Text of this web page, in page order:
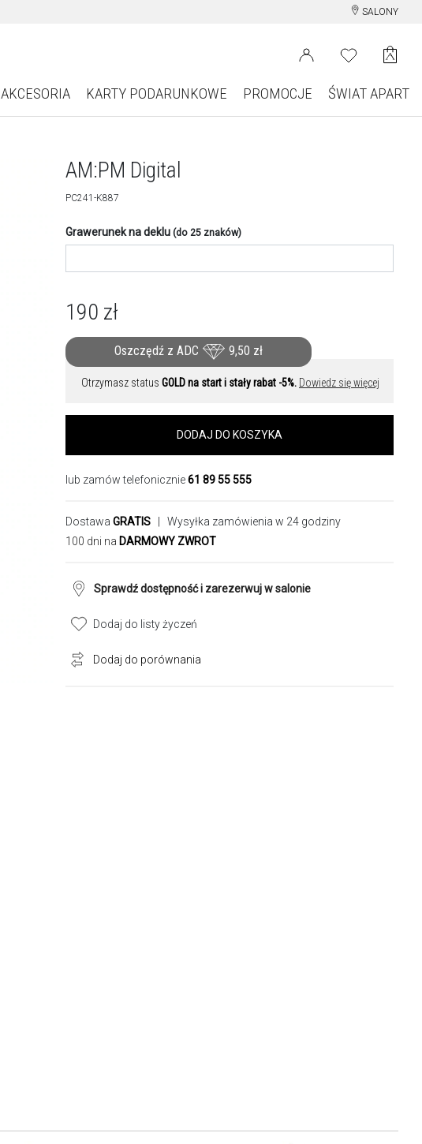
SALONY
AKCESORIA KARTY PODARUNKOWE PROMOCJE ŚWIAT APART
AM:PM Digital
PC241-K887
Grawerunek na deklu (do 25 znaków)
190 zł
Oszczędź z ADC 9,50 zł
Otrzymasz status GOLD na start i stały rabat -5%. Dowiedz się więcej
DODAJ DO KOSZYKA
lub zamów telefonicznie61 89 55 555
Dostawa GRATIS | Wysyłka zamówienia w 24 godziny
100 dni na DARMOWY ZWROT
Sprawdź dostępność i zarezerwuj w salonie
Dodaj do listy życzeń
Dodaj do porównania